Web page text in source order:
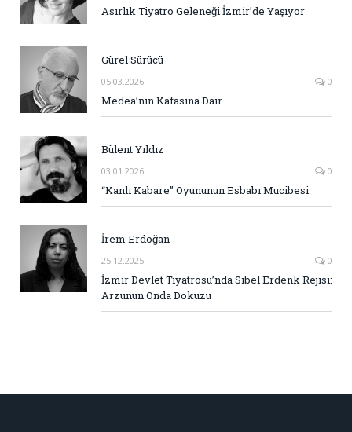
Asırlık Tiyatro Geleneği İzmir’de Yaşıyor
Gürel Sürücü
05.03.2026 0
Medea’nın Kafasına Dair
Bülent Yıldız
03.01.2026 0
“Kanlı Kabare” Oyununun Esbabı Mucibesi
İrem Erdoğan
25.12.2025 0
İzmir Devlet Tiyatrosu’nda Sibel Erdenk Rejisi:
Arzunun Onda Dokuzu